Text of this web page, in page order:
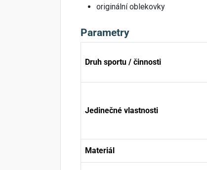
originální oblekovky
Parametry
Druh sportu / činnosti
Jedinečné vlastnosti
Materiál